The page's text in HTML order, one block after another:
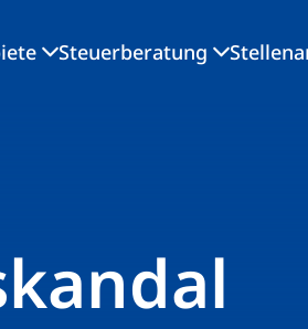
Steuerberatung